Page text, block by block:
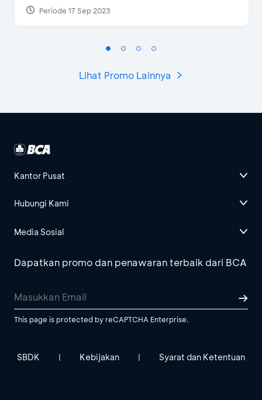
Periode 17 Sep 2023
Lihat Promo Lainnya
Kantor Pusat
Hubungi Kami
Media Sosial
Dapatkan promo dan penawaran terbaik dari BCA
This page is protected by reCAPTCHA Enterprise.
SBDK | Kebijakan | Syarat dan Ketentuan